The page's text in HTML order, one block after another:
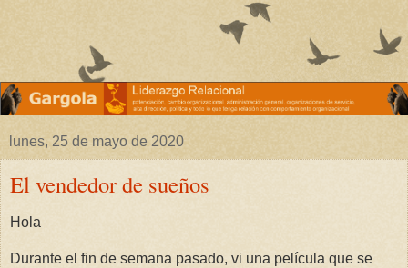
lunes, 25 de mayo de 2020
El vendedor de sueños
Hola
Durante el fin de semana pasado, vi una película que se